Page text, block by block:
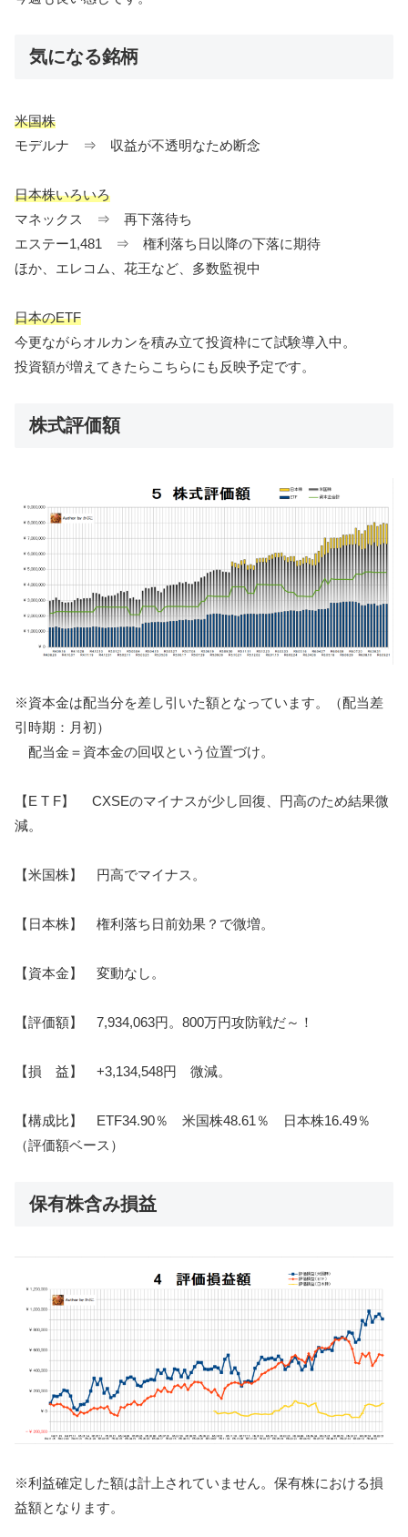
気になる銘柄
米国株
モデルナ ⇒ 収益が不透明なため断念
日本株いろいろ
マネックス ⇒ 再下落待ち
エステー1,481 ⇒ 権利落ち日以降の下落に期待
ほか、エレコム、花王など、多数監視中
日本のETF
今更ながらオルカンを積み立て投資枠にて試験導入中。
投資額が増えてきたらこちらにも反映予定です。
株式評価額
※資本金は配当分を差し引いた額となっています。（配当差
引時期：月初）
配当金＝資本金の回収という位置づけ。
【E T F】 CXSEのマイナスが少し回復、円高のため結果微
減。
【米国株】 円高でマイナス。
【日本株】 権利落ち日前効果？で微増。
【資本金】 変動なし。
【評価額】 7,934,063円。800万円攻防戦だ～！
【損 益】 +3,134,548円 微減。
【構成比】 ETF34.90％ 米国株48.61％ 日本株16.49％
（評価額ベース）
保有株含み損益
※利益確定した額は計上されていません。保有株における損
益額となります。